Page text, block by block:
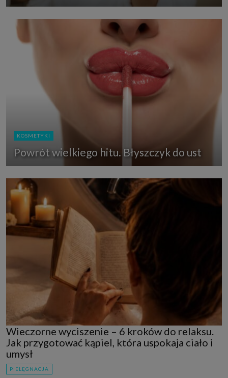
KOSMETYKI
Powrót wielkiego hitu. Błyszczyk do ust
Wieczorne wyciszenie – 6 kroków do relaksu.
Jak przygotować kąpiel, która uspokaja ciało i
umysł
PIELĘGNACJA